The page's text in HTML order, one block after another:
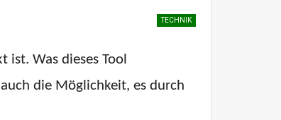
TECHNIK
ist. Was dieses Tool
die Möglichkeit, es durch